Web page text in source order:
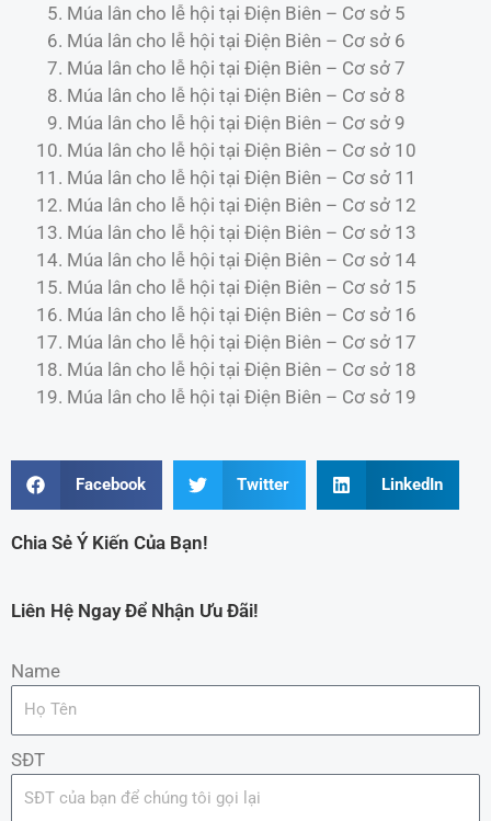
Múa lân cho lễ hội tại Điện Biên – Cơ sở 5
Múa lân cho lễ hội tại Điện Biên – Cơ sở 6
Múa lân cho lễ hội tại Điện Biên – Cơ sở 7
Múa lân cho lễ hội tại Điện Biên – Cơ sở 8
Múa lân cho lễ hội tại Điện Biên – Cơ sở 9
Múa lân cho lễ hội tại Điện Biên – Cơ sở 10
Múa lân cho lễ hội tại Điện Biên – Cơ sở 11
Múa lân cho lễ hội tại Điện Biên – Cơ sở 12
Múa lân cho lễ hội tại Điện Biên – Cơ sở 13
Múa lân cho lễ hội tại Điện Biên – Cơ sở 14
Múa lân cho lễ hội tại Điện Biên – Cơ sở 15
Múa lân cho lễ hội tại Điện Biên – Cơ sở 16
Múa lân cho lễ hội tại Điện Biên – Cơ sở 17
Múa lân cho lễ hội tại Điện Biên – Cơ sở 18
Múa lân cho lễ hội tại Điện Biên – Cơ sở 19
Facebook Twitter LinkedIn
Chia Sẻ Ý Kiến Của Bạn!
Liên Hệ Ngay Để Nhận Ưu Đãi!
Name
SĐT